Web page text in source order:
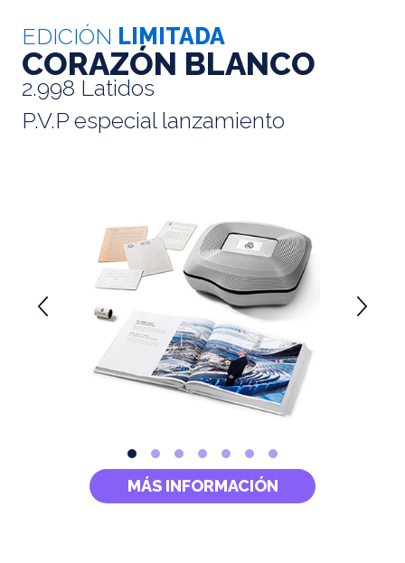
EDICIÓN LIMITADA
CORAZÓN BLANCO
2.998 Latidos
P.V.P especial lanzamiento
MÁS INFORMACIÓN